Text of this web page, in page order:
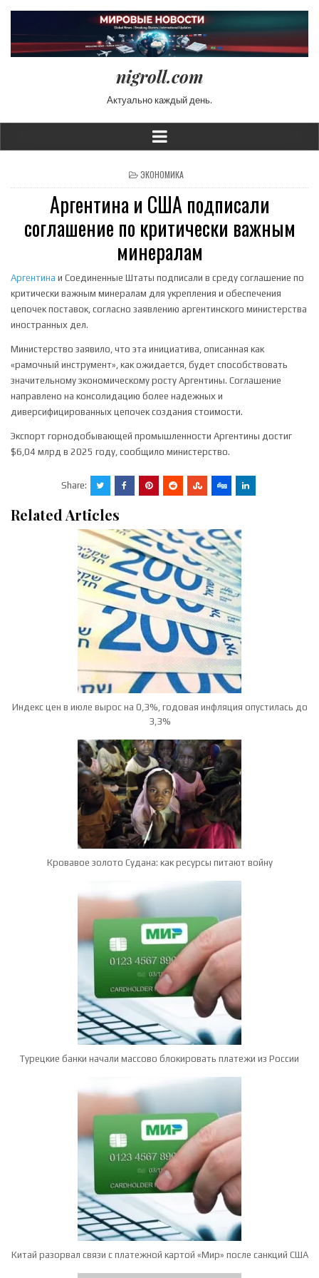
nigroll.com
Актуально каждый день.
POSTED IN
ЭКОНОМИКА
Аргентина и США подписали
соглашение по критически важным
минералам
Аргентина и Соединенные Штаты подписали в среду соглашение по
критически важным минералам для укрепления и обеспечения
цепочек поставок, согласно заявлению аргентинского министерства
иностранных дел.
Министерство заявило, что эта инициатива, описанная как
«рамочный инструмент», как ожидается, будет способствовать
значительному экономическому росту Аргентины. Соглашение
направлено на консолидацию более надежных и
диверсифицированных цепочек создания стоимости.
Экспорт горнодобывающей промышленности Аргентины достиг
$6,04 млрд в 2025 году, сообщило министерство.
Share:
Related Articles
Индекс цен в июле вырос на 0,3%, годовая инфляция опустилась до
3,3%
Кровавое золото Судана: как ресурсы питают войну
Турецкие банки начали массово блокировать платежи из России
Китай разорвал связи с платежной картой «Мир» после санкций США